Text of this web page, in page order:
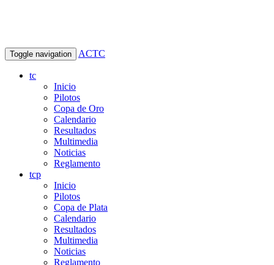
Toggle navigation ACTC
tc
Inicio
Pilotos
Copa de Oro
Calendario
Resultados
Multimedia
Noticias
Reglamento
tcp
Inicio
Pilotos
Copa de Plata
Calendario
Resultados
Multimedia
Noticias
Reglamento